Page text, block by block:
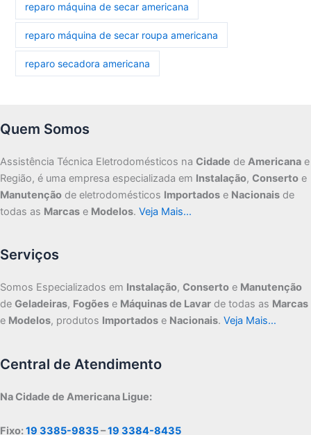
reparo máquina de secar americana
reparo máquina de secar roupa americana
reparo secadora americana
Quem Somos
Assistência Técnica Eletrodomésticos na Cidade de Americana e
Região, é uma empresa especializada em Instalação, Conserto e
Manutenção de eletrodomésticos Importados e Nacionais de
todas as Marcas e Modelos. Veja Mais…
Serviços
Somos Especializados em Instalação, Conserto e Manutenção
de Geladeiras, Fogões e Máquinas de Lavar de todas as Marcas
e Modelos, produtos Importados e Nacionais. Veja Mais…
Central de Atendimento
Na Cidade de Americana Ligue:
Fixo:19 3385-9835–19 3384-8435